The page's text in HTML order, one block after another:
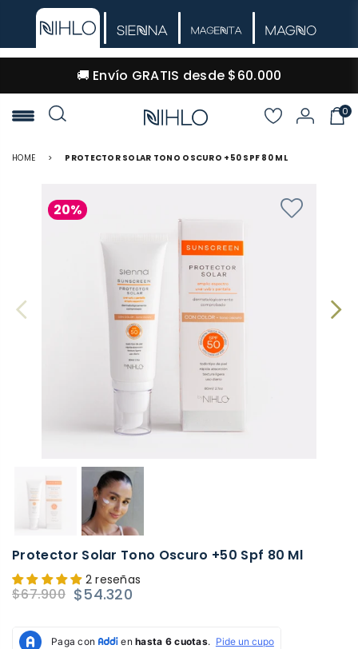
🚚 Envío GRATIS desde $60.000
NIHLO
0
HOME > PROTECTOR SOLAR TONO OSCURO +50 SPF 80 ML
20%
Protector Solar Tono Oscuro +50 Spf 80 Ml
2 reseñas
Precio
$67.900 $54.320